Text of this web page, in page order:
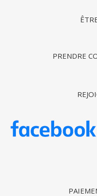
PRENDRE